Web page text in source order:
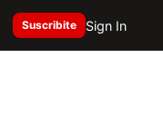
Suscribite Sign In